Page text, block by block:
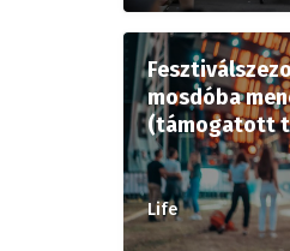
mosdóba
(támogatott
Life